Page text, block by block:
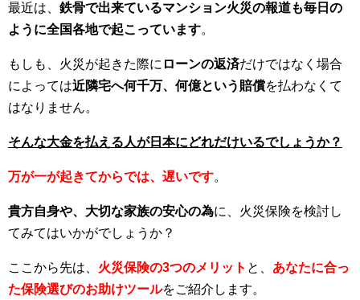
最近は、 鉄骨で出来ているマンション火災の報道も毎日の
ように全国各地で起こっています。
もしも、火災が起きた際に ローンの返済だけではなく場合
によっては近隣宅へ何千万、何億という賠償を払わなくて
はなりません。
そんな大金を払える人が日本にどれだけいるでしょうか？
万が一が起きてからでは、遅いです。
貴方自身や、大切な家族の安心の為に、火災保険を検討し
てみてはいかがでしょうか？
ここから先は、 火災保険の3つのメリット と、 あなたに合っ
た保険選びのお助けツールをご紹介します。